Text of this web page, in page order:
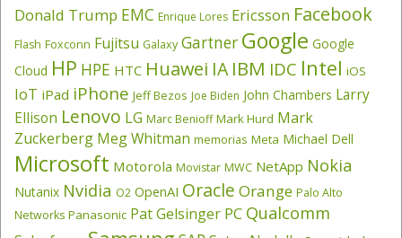
Donald Trump EMC Enrique Lores Ericsson Facebook
Flash Foxconn Fujitsu Galaxy Gartner Google Google
Cloud HP HPE HTC Huawei IA IBM IDC Intel iOS
IoT iPad iPhone Jeff Bezos Joe Biden John Chambers Larry
Ellison Lenovo LG Marc Benioff Mark Hurd Mark
Zuckerberg Meg Whitman memorias Meta Michael Dell
Microsoft Motorola Movistar MWC NetApp Nokia
Nutanix Nvidia O2 OpenAI Oracle Orange Palo Alto
Networks Panasonic Pat Gelsinger PC Qualcomm